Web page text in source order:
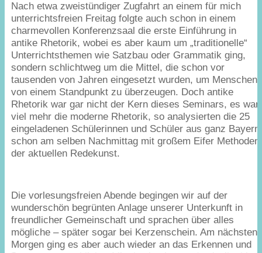
Nach etwa zweistündiger Zugfahrt an einem für mich
unterrichtsfreien Freitag folgte auch schon in einem
charmevollen Konferenzsaal die erste Einführung in
antike Rhetorik, wobei es aber kaum um„traditionelle“
Unterrichtsthemen wie Satzbau oder Grammatik ging,
sondern schlichtweg um die Mittel, die schon vor
tausenden von Jahren eingesetzt wurden, um Menschen
von einem Standpunkt zu überzeugen. Doch antike
Rhetorik war gar nicht der Kern dieses Seminars, es war
viel mehr die moderne Rhetorik, so analysierten die 25
eingeladenen Schülerinnen und Schüler aus ganz Bayern
schon am selben Nachmittag mit großem Eifer Methoden
der aktuellen Redekunst.
Die vorlesungsfreien Abende begingen wir auf der
wunderschön begrünten Anlage unserer Unterkunft in
freundlicher Gemeinschaft und sprachen über alles
mögliche – später sogar bei Kerzenschein. Am nächsten
Morgen ging es aber auch wieder an das Erkennen und